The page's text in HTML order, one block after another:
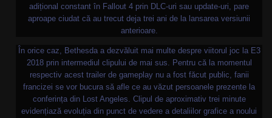
adițional constant în Fallout 4 prin DLC-uri sau update-uri, pare
aproape ciudat că au trecut deja trei ani de la lansarea versiunii
anterioare.
În orice caz, Bethesda a dezvăluit mai multe despre viitorul joc la E3
2018 prin intermediul clipului de mai sus. Pentru că la momentul
respectiv acest trailer de gameplay nu a fost făcut public, fanii
francizei se vor bucura să afle ce au văzut persoanele prezente la
conferința din Lost Angeles. Clipul de aproximativ trei minute
evidențiază evoluția din punct de vedere a detaliilor grafice a noului